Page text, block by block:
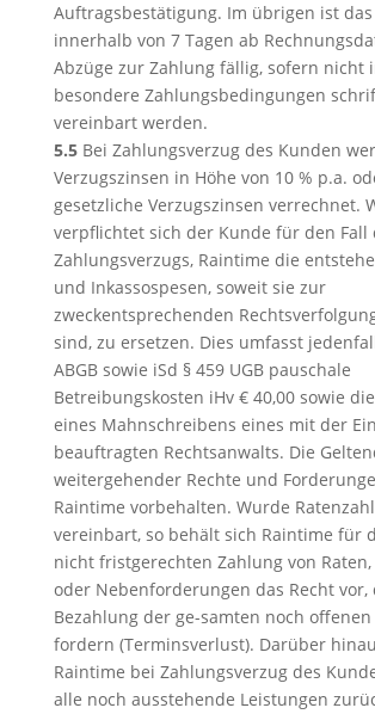
Auftragsbestätigung. Im übrigen ist
innerhalb von 7 Tagen ab
Abzüge zur Zahlung fällig, sofern nicht
besondere Zahlungsbedingungen
vereinbart werden.
5.5Bei Zahlungsverzug des Kunden
Verzugszinsen in Höhe von 10 % p.a.
gesetzliche Verzugszinsen verrechnet.
verpflichtet sich der Kunde für den Fall
Zahlungsverzugs, Raintime die
und Inkassospesen, soweit sie zur
zweckentsprechenden
sind, zu ersetzen. Dies umfasst
ABGB sowie iSd § 459 UGB pauschale
Betreibungskosten iHv € 40,00 sowie
eines Mahnschreibens eines mit der
beauftragten Rechtsanwalts. Die
weitergehender Rechte und
Raintime vorbehalten. Wurde
vereinbart, so behält sich Raintime für
nicht fristgerechten Zahlung von
oder Nebenforderungen das Recht vor,
Bezahlung der ge-samten noch
fordern (Terminsverlust). Darüber
Raintime bei Zahlungsverzug des
alle noch ausstehende Leistungen